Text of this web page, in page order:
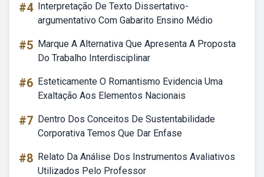
#4 Interpretação De Texto Dissertativo-
argumentativo Com Gabarito Ensino Médio
#5 Marque A Alternativa Que Apresenta A Proposta
Do Trabalho Interdisciplinar
#6 Esteticamente O Romantismo Evidencia Uma
Exaltação Aos Elementos Nacionais
#7 Dentro Dos Conceitos De Sustentabilidade
Corporativa Temos Que Dar Enfase
#8 Relato Da Análise Dos Instrumentos Avaliativos
Utilizados Pelo Professor